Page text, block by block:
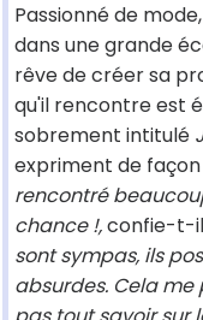
Passionné de
dans une grande
rêve de créer sa
qu'il rencontre est
sobrement intitulé
expriment de
rencontré
chance !,confie-t-il
sont sympas, ils
absurdes. Cela